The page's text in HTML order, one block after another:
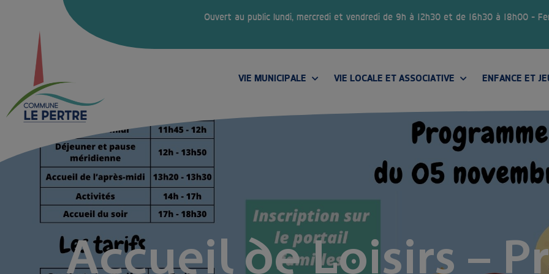
Ouvert au public lundi, mercredi et vendredi de 9h à 12h30 et de 16h30 à 18h00 –
VIE MUNICIPALE VIE LOCALE ET ASSOCIATIVE ENFANCE ET
Accueil de Loisirs –